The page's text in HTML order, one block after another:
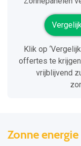
Klik op
offertes te
vrijblijvend
Zonne